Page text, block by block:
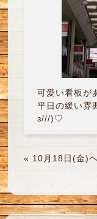
可愛い看板が
平日の緩い雰
з///)♡
« 10月18日(金)